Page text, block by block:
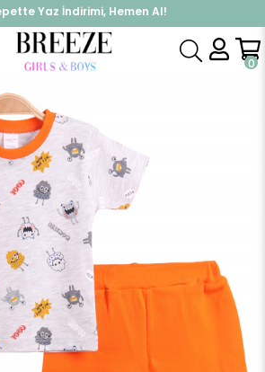
Yaz İndirimi, Hemen Al!
%10 İndirimi Kap, Hemen Üye Ol!
0
Takımlar Kapri & Şort Takım Erkek Bebek Şort Takım Desenli Turuncu (6 Ay)